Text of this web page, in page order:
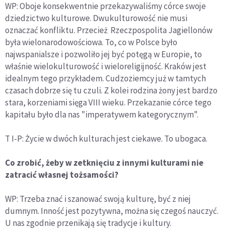
WP: Oboje konsekwentnie przekazywaliśmy córce swoje
dziedzictwo kulturowe. Dwukulturowość nie musi
oznaczać konfliktu. Przecież Rzeczpospolita Jagiellonów
była wielonarodowościowa. To, co w Polsce było
najwspanialsze i pozwoliło jej być potęgą w Europie, to
właśnie wielokulturowość i wieloreligijność. Kraków jest
idealnym tego przykładem. Cudzoziemcy już w tamtych
czasach dobrze się tu czuli. Z kolei rodzina żony jest bardzo
stara, korzeniami sięga VIII wieku. Przekazanie córce tego
kapitału było dla nas "imperatywem kategorycznym".
T I-P: Życie w dwóch kulturach jest ciekawe. To ubogaca.
Co zrobić, żeby w zetknięciu z innymi kulturami nie
zatracić własnej tożsamości?
WP: Trzeba znać i szanować swoją kulturę, być z niej
dumnym. Inność jest pozytywna, można się czegoś nauczyć.
U nas zgodnie przenikają się tradycje i kultury.